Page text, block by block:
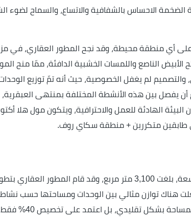
الزجاجية الضخمة الاحساس بالشفافية والاتساع، والسماح
على أي منطقة محيطة، وقد نجح المطور العقاري، في
الناصع واللمسات الخشبية الدافئة، ممّا منح
والتصميم لم يغفل الخصوصية، حيث أنه تمّ توزيع
أن يفصل بين هذه الأنشطة المختلفة بمنتهى
الهادئة للعمل والاحترافية، ويتكون مول هلا
طابقين متكررين + منطقة سكاي روف.
امتد مول هلا أكتوبر على مساحة إجمالية شاسعة، بلغت 3,100 متر مربع، وقد قام المطور العقاري
هناك توازن مثالي بين الوحدات ومساحتها حسب
ولم يكتفي المطور بالاستغلال المثالي لتلك المساحة بشكل